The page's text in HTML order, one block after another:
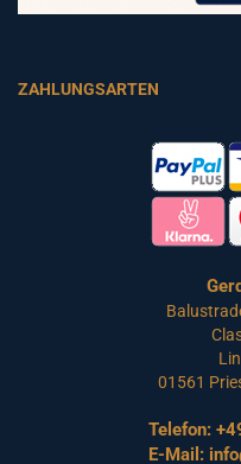
ZAHLUNGSARTEN
01561
Telefon:
E-Mail: